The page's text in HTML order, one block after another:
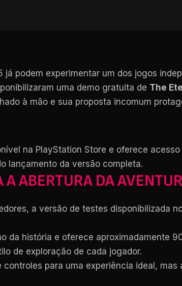
já podem experimentar um dos jogos
uma demo gratuita de The
à mão e sua proposta incomum
na PlayStation Store e oferece
lançamento da versão completa.
A ABERTURA DA
a versão de testes disponibilizada
da história e oferece aproximadamente
de exploração de cada jogador.
controles para uma experiência ideal,